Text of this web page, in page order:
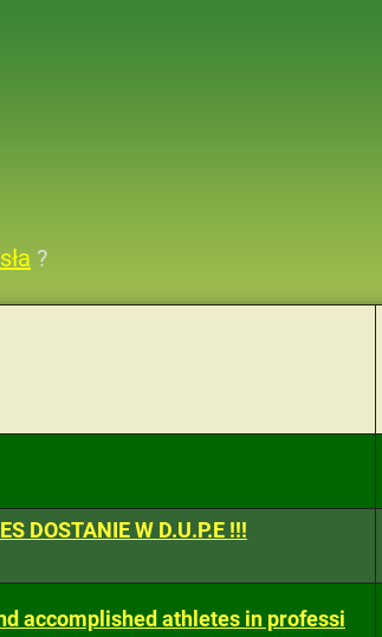
?
DOSTANIE W D.U.P.E !!!
accomplished athletes in professi